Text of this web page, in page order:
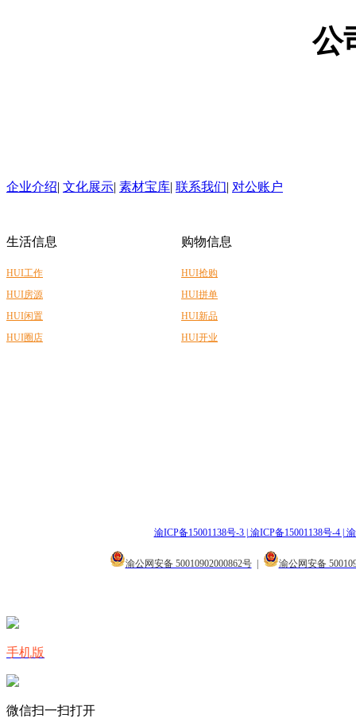
公
企业介绍| 文化展示| 素材宝库| 联系我们| 对公账户
生活信息
HUI工作
HUI房源
HUI闲置
HUI圈店
购物信息
HUI抢购
HUI拼单
HUI新品
HUI开业
渝ICP备15001138号-3 | 渝ICP备15001138号-4 |
渝公网安备 50010902000862号 渝公网安备
手机版
微信扫一扫打开